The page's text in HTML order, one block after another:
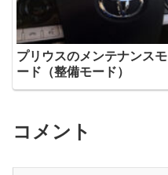
プリウスのメンテナンスモ
ード（整備モード）
コメント